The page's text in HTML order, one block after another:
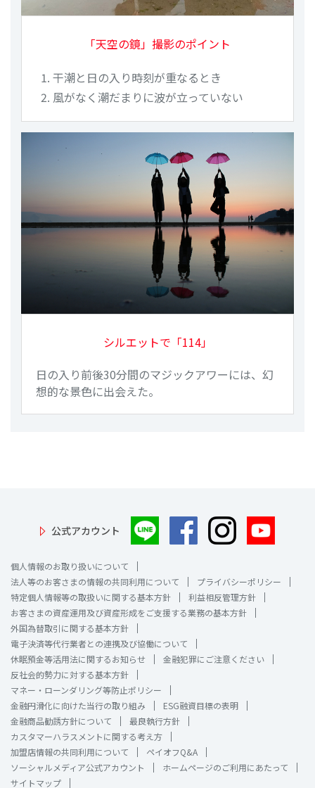
「天空の鏡」撮影のポイント
干潮と日の入り時刻が重なるとき
風がなく潮だまりに波が立っていない
シルエットで「114」
日の入り前後30分間のマジックアワーには、幻
想的な景色に出会えた。
公式アカウント
個人情報のお取り扱いについて
法人等のお客さまの情報の共同利用について
プライバシーポリシー
特定個人情報等の取扱いに関する基本方針
利益相反管理方針
お客さまの資産運用及び資産形成をご支援する業務の基本方針
外国為替取引に関する基本方針
電子決済等代行業者との連携及び協働について
休眠預金等活用法に関するお知らせ
金融犯罪にご注意ください
反社会的勢力に対する基本方針
マネー・ローンダリング等防止ポリシー
金融円滑化に向けた当行の取り組み
ESG融資目標の表明
金融商品勧誘方針について
最良執行方針
カスタマーハラスメントに関する考え方
加盟店情報の共同利用について
ペイオフQ&A
ソーシャルメディア公式アカウント
ホームページのご利用にあたって
サイトマップ